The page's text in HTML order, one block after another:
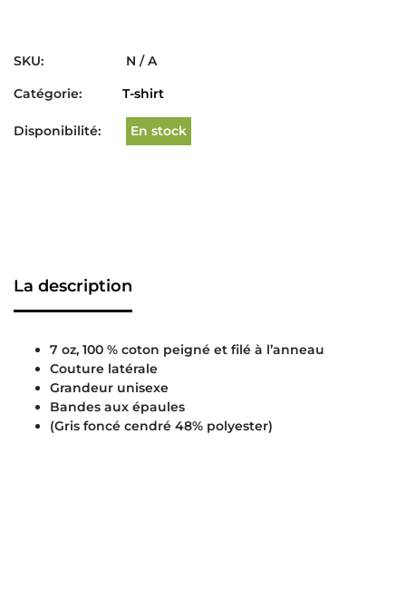
SKU:
N / A
Catégorie:
T-shirt
Disponibilité: En stock
La description
7 oz, 100 % coton peigné et filé à l’anneau
Couture latérale
Grandeur unisexe
Bandes aux épaules
(Gris foncé cendré 48% polyester)